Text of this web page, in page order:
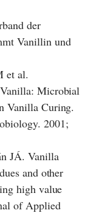
der
Vanillin und
et al.
Microbial
Vanilla Curing.
2001;
JÁ. Vanilla
and other
high value
of Applied